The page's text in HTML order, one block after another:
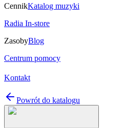
CennikKatalog muzyki
Radia In-store
ZasobyBlog
Centrum pomocy
Kontakt
Powrót do katalogu